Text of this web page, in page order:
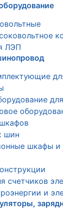
ЛЭП
шин
шкафы и
счетчиков
и